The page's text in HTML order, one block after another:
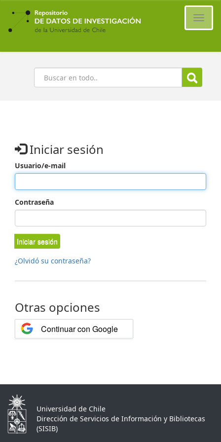
Ir
contenido
principal
Buscar
Iniciar sesión
Usuario/e-mail
Contraseña
Iniciar sesión
¿Olvidó su contraseña?
Otras opciones
Continuar con Google
Universidad de Chile
Dirección de Servicios de Información y Bibliotecas
(SISIB)